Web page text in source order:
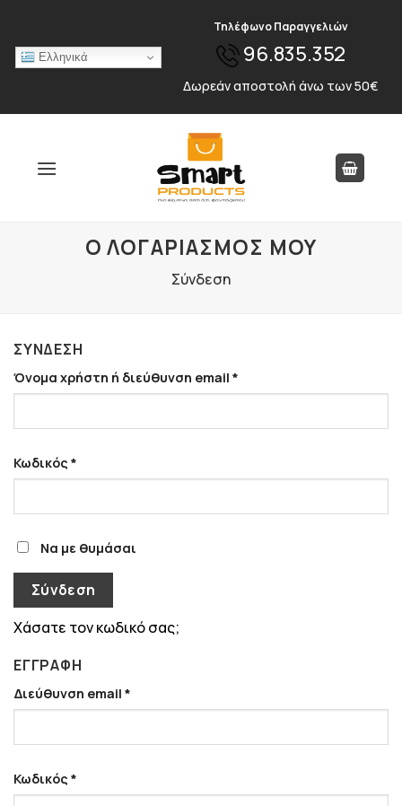
contentΕλληνικά
Τηλέφωνο Παραγγελιών
96.835.352
Δωρεάν αποστολή άνω των 50€
Ο ΛΟΓΑΡΙΑΣΜΌΣ ΜΟΥ
Σύνδεση
ΣΎΝΔΕΣΗ
Όνομα χρήστη ή διεύθυνση email *
Κωδικός *
Να με θυμάσαι
Σύνδεση
Χάσατε τον κωδικό σας;
ΕΓΓΡΑΦΉ
Διεύθυνση email *
Κωδικός *